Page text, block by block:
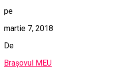
pe
martie 7, 2018
De
Brașovul MEU